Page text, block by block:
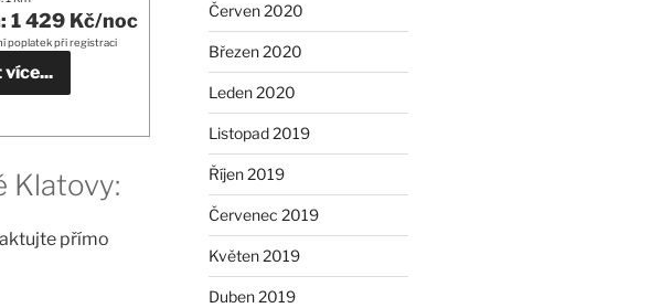
1 429 Kč/noc
poplatek při registraci
Klatovy:
přímo
Červen 2020
Březen 2020
Leden 2020
Listopad 2019
Říjen 2019
Červenec 2019
Květen 2019
Duben 2019